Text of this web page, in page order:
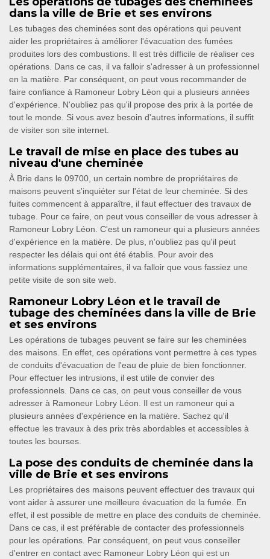
dans la ville de Brie et ses environs
Les tubages des cheminées sont des opérations qui peuvent
aider les propriétaires à améliorer l'évacuation des fumées
produites lors des combustions. Il est très difficile de réaliser ces
opérations. Dans ce cas, il va falloir s'adresser à un professionnel
en la matière. Par conséquent, on peut vous recommander de
faire confiance à Ramoneur Lobry Léon qui a plusieurs années
d'expérience. N'oubliez pas qu'il propose des prix à la portée de
tout le monde. Si vous avez besoin d'autres informations, il suffit
de visiter son site internet.
Le travail de mise en place des tubes au
niveau d'une cheminée
À Brie dans le 09700, un certain nombre de propriétaires de
maisons peuvent s'inquiéter sur l'état de leur cheminée. Si des
fuites commencent à apparaître, il faut effectuer des travaux de
tubage. Pour ce faire, on peut vous conseiller de vous adresser à
Ramoneur Lobry Léon. C'est un ramoneur qui a plusieurs années
d'expérience en la matière. De plus, n'oubliez pas qu'il peut
respecter les délais qui ont été établis. Pour avoir des
informations supplémentaires, il va falloir que vous fassiez une
petite visite de son site web.
Ramoneur Lobry Léon et le travail de
tubage des cheminées dans la ville de Brie
et ses environs
Les opérations de tubages peuvent se faire sur les cheminées
des maisons. En effet, ces opérations vont permettre à ces types
de conduits d'évacuation de l'eau de pluie de bien fonctionner.
Pour effectuer les intrusions, il est utile de convier des
professionnels. Dans ce cas, on peut vous conseiller de vous
adresser à Ramoneur Lobry Léon. Il est un ramoneur qui a
plusieurs années d'expérience en la matière. Sachez qu'il
effectue les travaux à des prix très abordables et accessibles à
toutes les bourses.
La pose des conduits de cheminée dans la
ville de Brie et ses environs
Les propriétaires des maisons peuvent effectuer des travaux qui
vont aider à assurer une meilleure évacuation de la fumée. En
effet, il est possible de mettre en place des conduits de cheminée.
Dans ce cas, il est préférable de contacter des professionnels
pour les opérations. Par conséquent, on peut vous conseiller
d'entrer en contact avec Ramoneur Lobry Léon qui est un